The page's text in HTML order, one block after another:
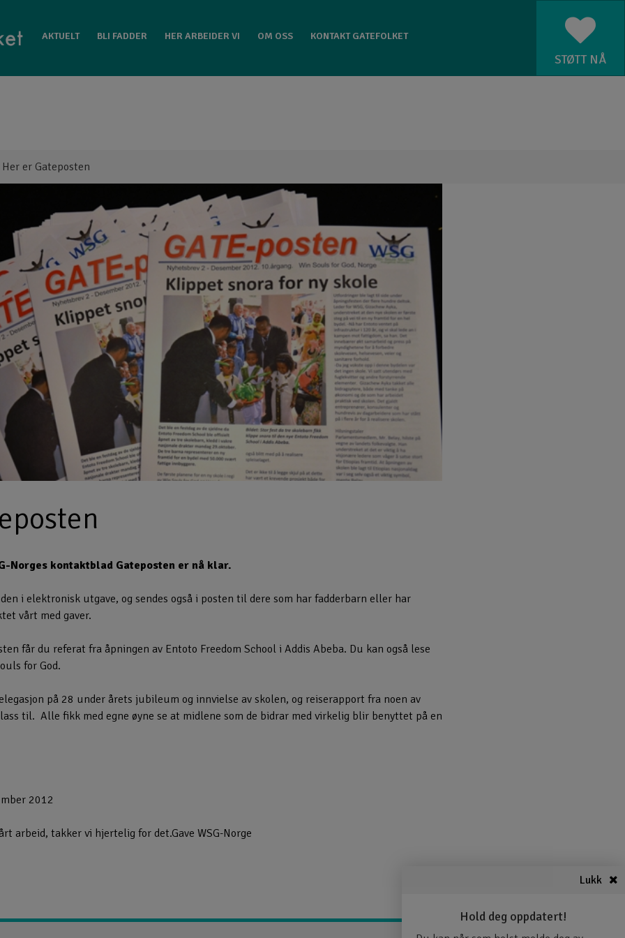
Lukk
Hold deg oppdatert!
AKTUELT BLI FADDER HER ARBEIDER VI OM OSS KONTAKT GATEFOLKET
STØTT NÅ
VI OM OSS KONTAKT GATEFOLKET
Her er Gateposten
Norges kontaktblad Gateposten er nå klar.
i elektronisk utgave, og sendes også i posten til dere som har fadderbarn eller har
vårt med gaver.
får du referat fra åpningen av Entoto Freedom School i Addis Abeba. Du kan også lese
for God.
på 28 under årets jubileum og innvielse av skolen, og reiserapport fra noen av
til. Alle fikk med egne øyne se at midlene som de bidrar med virkelig blir benyttet på en
2012
arbeid, takker vi hjertelig for det.Gave WSG-Norge